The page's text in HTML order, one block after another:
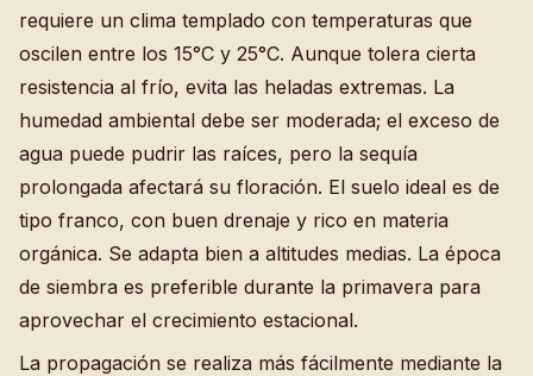
requiere un clima templado con temperaturas que
oscilen entre los 15°C y 25°C. Aunque tolera cierta
resistencia al frío, evita las heladas extremas. La
humedad ambiental debe ser moderada; el exceso de
agua puede pudrir las raíces, pero la sequía
prolongada afectará su floración. El suelo ideal es de
tipo franco, con buen drenaje y rico en materia
orgánica. Se adapta bien a altitudes medias. La época
de siembra es preferible durante la primavera para
aprovechar el crecimiento estacional.
La propagación se realiza más fácilmente mediante la